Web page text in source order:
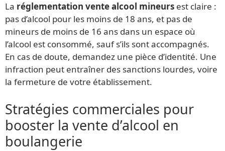
La réglementation vente alcool mineurs est claire :
pas d’alcool pour les moins de 18 ans, et pas de
mineurs de moins de 16 ans dans un espace où
l’alcool est consommé, sauf s’ils sont accompagnés.
En cas de doute, demandez une pièce d’identité. Une
infraction peut entraîner des sanctions lourdes, voire
la fermeture de votre établissement.
Stratégies commerciales pour
booster la vente d’alcool en
boulangerie